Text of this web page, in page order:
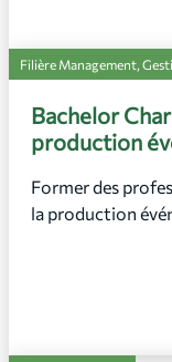
Filière Management,
Bachelor
production
Former des
la production